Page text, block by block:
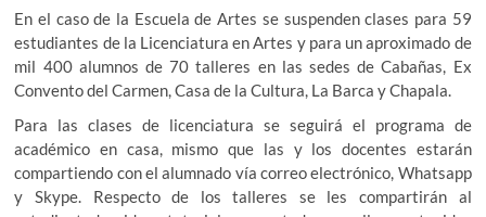
En el caso de la Escuela de Artes se suspenden clases para 59
estudiantes de la Licenciatura en Artes y para un aproximado de
mil 400 alumnos de 70 talleres en las sedes de Cabañas, Ex
Convento del Carmen, Casa de la Cultura, La Barca y Chapala.
Para las clases de licenciatura se seguirá el programa de
académico en casa, mismo que las y los docentes estarán
compartiendo con el alumnado vía correo electrónico, Whatsapp
y Skype. Respecto de los talleres se les compartirán al